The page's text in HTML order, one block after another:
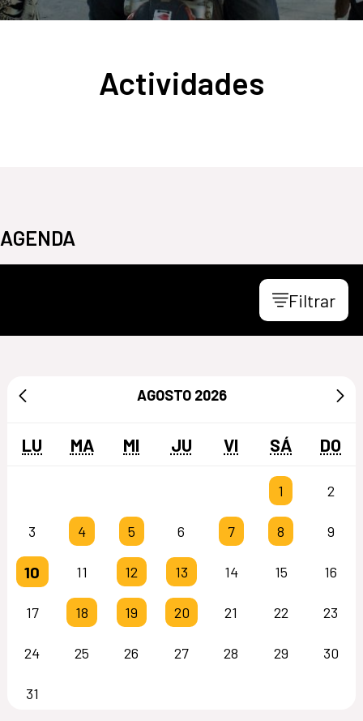
Actividades
AGENDA
Filtrar
AGOSTO 2026
LU MA MI JU VI SÁ DO
1 2
3 4 5 6 7 8 9
10 11 12 13 14 15 16
17 18 19 20 21 22 23
24 25 26 27 28 29 30
31